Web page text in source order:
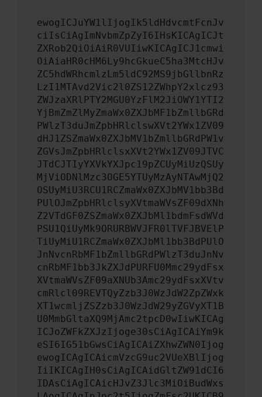
ewogICJuYW1lIjogIk5ldHdvcmtFcnJv
ciIsCiAgImNvbmZpZyI6IHsKICAgICJt
ZXRob2QiOiAiR0VUIiwKICAgICJ1cmwi
OiAiaHR0cHM6Ly9hcGkueC5ha3MtcHJv
ZC5hdWRhcmlzLm5ldC92MS9jbGllbnRz
LzI1MTAvd2Vic2l0ZS12ZWhpY2xlcz93
ZWJzaXRlPTY2MGU0YzFlM2JiOWY1YTI2
YjBmZmZlMyZmaWx0ZXJbMF1bZmllbGRd
PWlzT3duJmZpbHRlclswXVt2YWx1ZV09
dHJ1ZSZmaWx0ZXJbMV1bZmllbGRdPW1v
ZGVsJmZpbHRlclsxXVt2YWx1ZV09JTVC
JTdCJTIyYXVkYXJpc19pZCUyMiUzQSUy
MjViODNlMzc3OGE5YTUyMzAyNTAwMjQ2
OSUyMiU3RCU1RCZmaWx0ZXJbMV1bb3Bd
PUlOJmZpbHRlclsyXVtmaWVsZF09dXNh
Z2VTdGF0ZSZmaWx0ZXJbMl1bdmFsdWVd
PSU1QiUyMk9ORURBWVJFR0lTVFJBVElP
TiUyMiU1RCZmaWx0ZXJbMl1bb3BdPUlO
JnNvcnRbMF1bZmllbGRdPWlzT3duJnNv
cnRbMF1bb3JkZXJdPURFU0Mmc29ydFsx
XVtmaWVsZF09aXNUb3Amc29ydFsxXVtv
cmRlcl09REVTQyZzb3J0WzJdW2ZpZWxk
XT1wcmljZSZzb3J0WzJdW29yZGVyXT1B
U0MmbGltaXQ9MjAmc2tpcD0wIiwKICAg
ICJoZWFkZXJzIjoge30sCiAgICAiYm9k
eSI6IG51bGwsCiAgICAiZXhwZWN0Ijog
ewogICAgICAicmVzcG9uc2VUeXBlIjog
IiIKICAgIH0sCiAgICAidGltZW91dCI6
IDAsCiAgICAicHJvZ3Jlc3MiOiBudWxs